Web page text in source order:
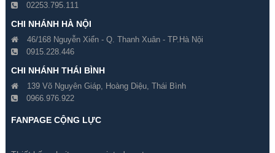
02253.795.111
CHI NHÁNH HÀ NỘI
46/168 Nguyễn Xiển - Q. Thanh Xuân - TP.Hà Nội
0915.228.446
CHI NHÁNH THÁI BÌNH
139 Võ Nguyên Giáp, Hoàng Diệu, Thái Bình
0966.976.922
FANPAGE CỘNG LỰC